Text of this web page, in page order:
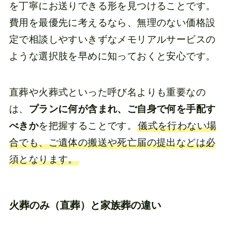
を丁寧にお送りできる形を見つけることです。
費用を最優先に考えるなら、無理のない価格設
定で相談しやすいきずなメモリアルサービスの
ような選択肢を早めに知っておくと安心です。
直葬や火葬式といった呼び名よりも重要なの
は、 プランに何が含まれ、ご自身で何を手配す
べきかを把握することです。儀式を行わない場
合でも、ご遺体の搬送や死亡届の提出などは必
須となります。
火葬のみ（直葬）と家族葬の違い